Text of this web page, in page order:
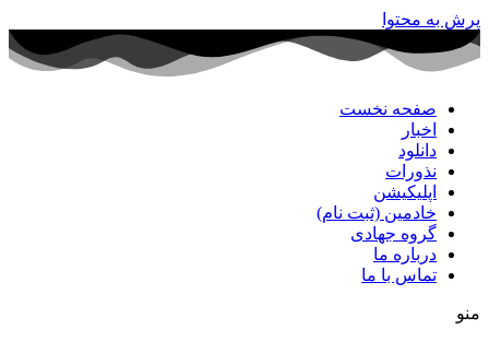
پرش به محتوا
صفحه نخست
اخبار
دانلود
نذورات
اپلیکیشن
خادمین (ثبت نام)
گروه جهادی
درباره ما
تماس با ما
منو